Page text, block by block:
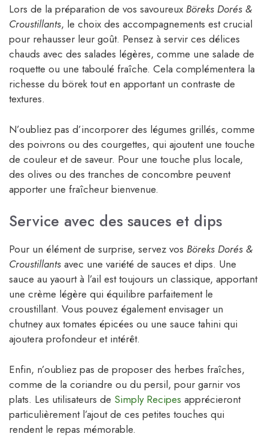
Lors de la préparation de vos savoureux Böreks Dorés &
Croustillants, le choix des accompagnements est crucial
pour rehausser leur goût. Pensez à servir ces délices
chauds avec des salades légères, comme une salade de
roquette ou une taboulé fraîche. Cela complémentera la
richesse du börek tout en apportant un contraste de
textures.
N’oubliez pas d’incorporer des légumes grillés, comme
des poivrons ou des courgettes, qui ajoutent une touche
de couleur et de saveur. Pour une touche plus locale,
des olives ou des tranches de concombre peuvent
apporter une fraîcheur bienvenue.
Service avec des sauces et dips
Pour un élément de surprise, servez vos Böreks Dorés &
Croustillants avec une variété de sauces et dips. Une
sauce au yaourt à l’ail est toujours un classique, apportant
une crème légère qui équilibre parfaitement le
croustillant. Vous pouvez également envisager un
chutney aux tomates épicées ou une sauce tahini qui
ajoutera profondeur et intérêt.
Enfin, n’oubliez pas de proposer des herbes fraîches,
comme de la coriandre ou du persil, pour garnir vos
plats. Les utilisateurs de Simply Recipes apprécieront
particulièrement l’ajout de ces petites touches qui
rendent le repas mémorable.